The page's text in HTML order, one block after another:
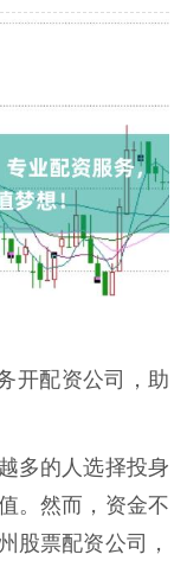
开配资公司，助
多的人选择投身
。然而，资金不
股票配资公司，